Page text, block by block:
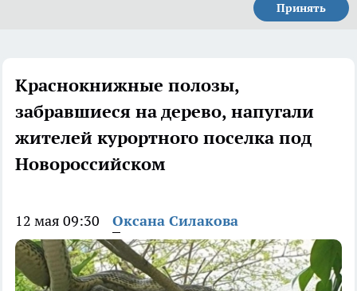
Принять
Краснокнижные полозы,
забравшиеся на дерево, напугали
жителей курортного поселка под
Новороссийском
12 мая 09:30 Оксана Силакова